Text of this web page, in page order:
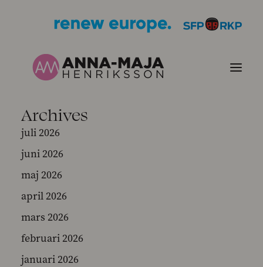
PUBLIKATIONER
HJÄRTEFRÅGOR
PERSONPORTRÄTT
KONTAKT
BILDER
Archives
juli 2026
juni 2026
maj 2026
april 2026
mars 2026
februari 2026
januari 2026